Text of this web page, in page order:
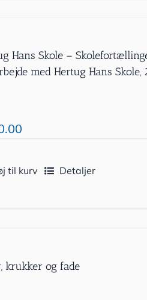
Hans Skole –
med Hertug Hans Skole,
til kurv Detaljer
krukker og fade